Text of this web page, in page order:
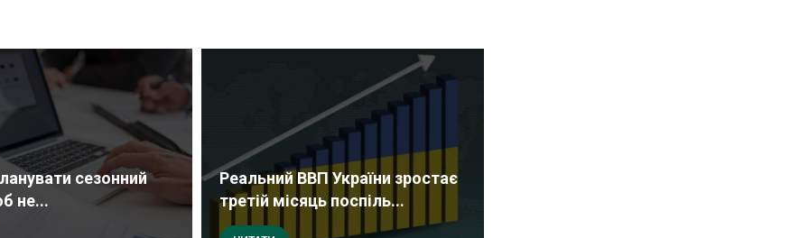
сезонний
не...
Реальний ВВП України зростає
третій місяць поспіль...